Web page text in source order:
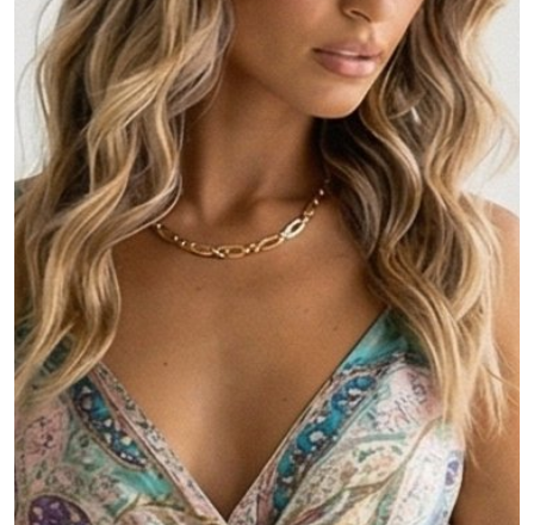
MOJE KONTO
Język
Waluty